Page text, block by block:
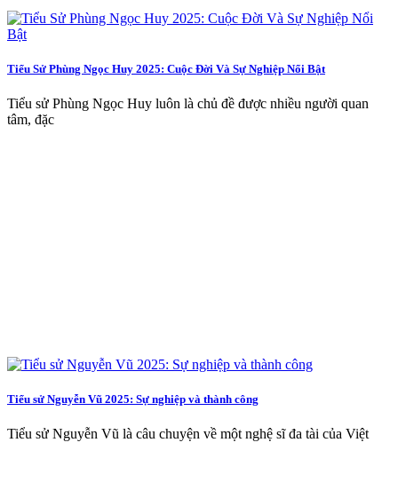
Tiểu Sử Phùng Ngọc Huy 2025: Cuộc Đời Và Sự Nghiệp Nổi Bật
Tiểu sử Phùng Ngọc Huy luôn là chủ đề được nhiều người quan
tâm, đặc
Tiểu sử Nguyễn Vũ 2025: Sự nghiệp và thành công
Tiểu sử Nguyễn Vũ là câu chuyện về một nghệ sĩ đa tài của Việt